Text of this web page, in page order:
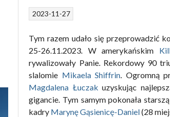
2023-11-27
Tym razem udało się przeprowadzić
25-26.11.2023. W amerykańskim
rywalizowały Panie. Rekordowy 90
slalomie Mikaela Shiffrin. Ogromną
Magdalena Łuczak uzyskując
gigancie. Tym samym pokonała
kadry Marynę Gąsienicę-Daniel(28